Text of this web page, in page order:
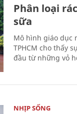
Phân loại
sữa
Mô hình giáo dục
TPHCM cho thấy
đầu từ những vỏ
NHỊP SỐNG